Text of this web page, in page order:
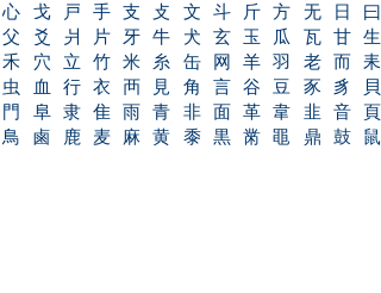
心 戈 戸 手 支 攴 文 斗 斤 方 无 日 曰
父 爻 爿 片 牙 牛 犬 玄 玉 瓜 瓦 甘 生
禾 穴 立 竹 米 糸 缶 网 羊 羽 老 而 耒
虫 血 行 衣 襾 見 角 言 谷 豆 豕 豸 貝
門 阜 隶 隹 雨 青 非 面 革 韋 韭 音 頁
鳥 鹵 鹿 麦 麻 黄 黍 黒 黹 黽 鼎 鼓 鼠